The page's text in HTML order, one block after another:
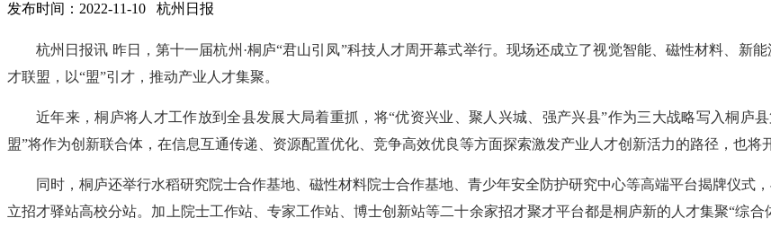
发布时间：2022-11-10 杭州日报
杭州日报讯 昨日，第十一届杭州·桐庐“君山引凤”科技人才周开幕式举行。现场还成立了视觉智能、磁性材料、新
才联盟，以“盟”引才，推动产业人才集聚。
近年来，桐庐将人才工作放到全县发展大局着重抓，将“优资兴业、聚人兴城、强产兴县”作为三大战略写入桐庐
盟”将作为创新联合体，在信息互通传递、资源配置优化、竞争高效优良等方面探索激发产业人才创新活力的路径，也将
同时，桐庐还举行水稻研究院士合作基地、磁性材料院士合作基地、青少年安全防护研究中心等高端平台揭牌仪式
立招才驿站高校分站。加上院士工作站、专家工作站、博士创新站等二十余家招才聚才平台都是桐庐新的人才集聚“综